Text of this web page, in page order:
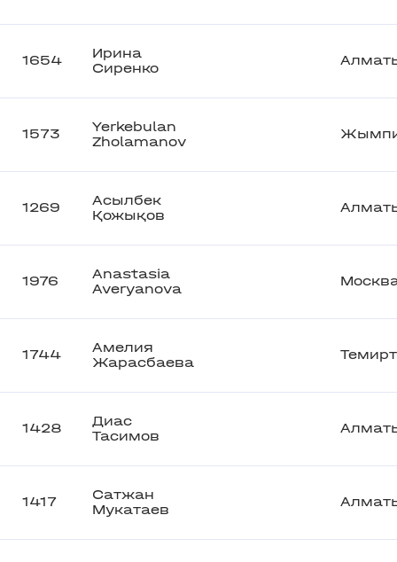
1654
Ирина
Сиренко
1573
Yerkebulan
Zholamanov
1269
Асылбек
Қожықов
1976
Anastasia
Averyanova
1744
Амелия
Жарасбаева
1428
Диас
Тасимов
1417
Сатжан
Мукатаев